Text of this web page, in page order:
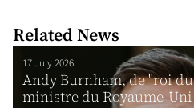
Related News
17 July 2026
Andy Burnham, de "roi
ministre du Royaume-Uni